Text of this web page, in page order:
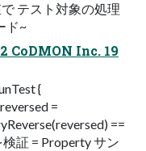
テスト対象の処理
ド~
CoDMON Inc. 19
{
=
==
証 = Property サン